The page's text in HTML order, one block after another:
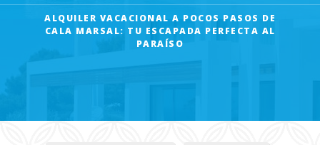
ALQUILER VACACIONAL A POCOS PASOS DE
CALA MARSAL: TU ESCAPADA PERFECTA AL
PARAÍSO